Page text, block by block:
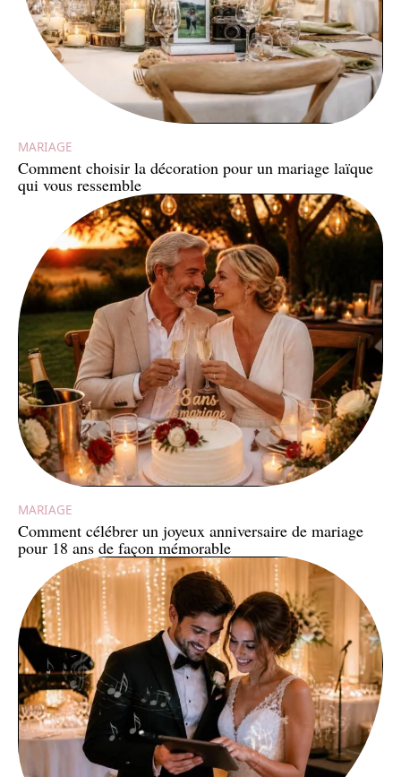
MARIAGE
Comment choisir la décoration pour un mariage laïque
qui vous ressemble
MARIAGE
Comment célébrer un joyeux anniversaire de mariage
pour 18 ans de façon mémorable